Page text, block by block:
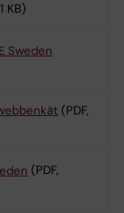
KB)
Sweden
(PDF,
(PDF,